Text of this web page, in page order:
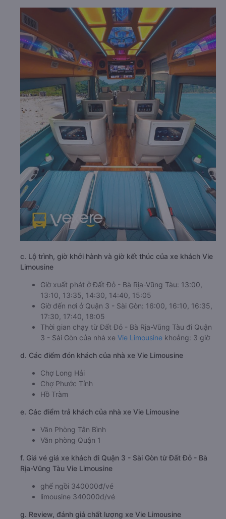
c. Lộ trình, giờ khởi hành và giờ kết thúc của xe khách Vie
Limousine
Giờ xuất phát ở Đất Đỏ - Bà Rịa-Vũng Tàu: 13:00,
13:10, 13:35, 14:30, 14:40, 15:05
Giờ đến nơi ở Quận 3 - Sài Gòn: 16:00, 16:10, 16:35,
17:30, 17:40, 18:05
Thời gian chạy từ Đất Đỏ - Bà Rịa-Vũng Tàu đi Quận
3 - Sài Gòn của nhà xe Vie Limousine khoảng: 3 giờ
d. Các điểm đón khách của nhà xe Vie Limousine
Chợ Long Hải
Chợ Phước Tỉnh
Hồ Tràm
e. Các điểm trả khách của nhà xe Vie Limousine
Văn Phòng Tân Bình
Văn phòng Quận 1
f. Giá vé giá xe khách đi Quận 3 - Sài Gòn từ Đất Đỏ - Bà
Rịa-Vũng Tàu Vie Limousine
ghế ngồi 340000đ/vé
limousine 340000đ/vé
g. Review, đánh giá chất lượng xe Vie Limousine